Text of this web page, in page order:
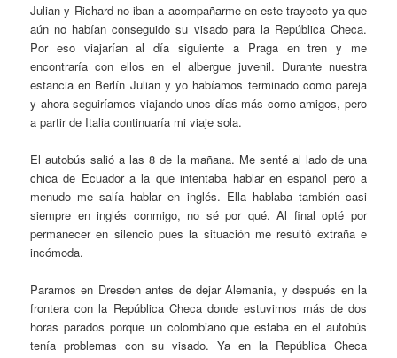
Julian y Richard no iban a acompañarme en este trayecto ya que
aún no habían conseguido su visado para la República Checa.
Por eso viajarían al día siguiente a Praga en tren y me
encontraría con ellos en el albergue juvenil. Durante nuestra
estancia en Berlín Julian y yo habíamos terminado como pareja
y ahora seguiríamos viajando unos días más como amigos, pero
a partir de Italia continuaría mi viaje sola.
El autobús salió a las 8 de la mañana. Me senté al lado de una
chica de Ecuador a la que intentaba hablar en español pero a
menudo me salía hablar en inglés. Ella hablaba también casi
siempre en inglés conmigo, no sé por qué. Al final opté por
permanecer en silencio pues la situación me resultó extraña e
incómoda.
Paramos en Dresden antes de dejar Alemania, y después en la
frontera con la República Checa donde estuvimos más de dos
horas parados porque un colombiano que estaba en el autobús
tenía problemas con su visado. Ya en la República Checa